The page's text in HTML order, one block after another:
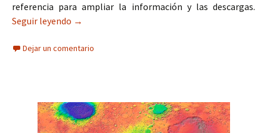
referencia para ampliar la información y las descargas.
Seguir leyendo GEOSS: el buscador de recursos satélite
→
Dejar un comentario